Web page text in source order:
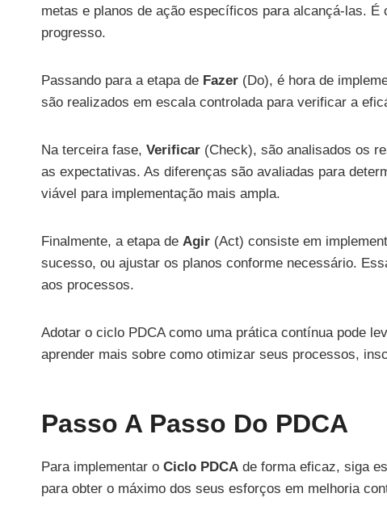
metas e planos de ação específicos para alcançá-las.
progresso.
Passando para a etapa de Fazer (Do), é hora de
são realizados em escala controlada para verificar a
Na terceira fase, Verificar (Check), são analisados os
as expectativas. As diferenças são avaliadas para
viável para implementação mais ampla.
Finalmente, a etapa de Agir (Act) consiste em
sucesso, ou ajustar os planos conforme necessário.
aos processos.
Adotar o ciclo PDCA como uma prática contínua pode
aprender mais sobre como otimizar seus processos,
Passo A Passo Do PDCA
Para implementar o Ciclo PDCA de forma eficaz, siga
para obter o máximo dos seus esforços em melhoria